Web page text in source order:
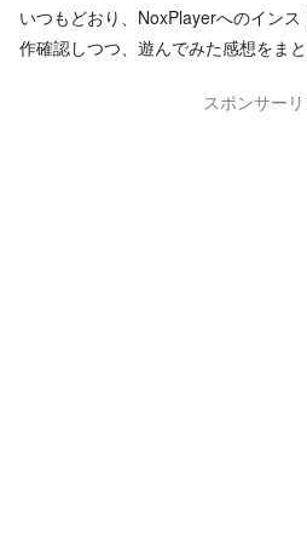
いつもどおり、NoxPlayerへのイン
作確認しつつ、遊んでみた感想をまと
スポンサー